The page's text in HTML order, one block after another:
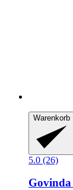
Warenkorb
5.0 (26)
Govinda